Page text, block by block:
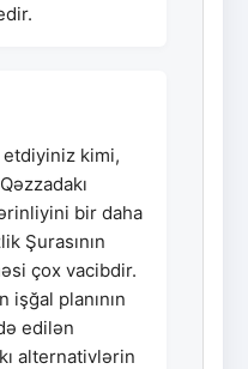
kimi,
bir daha
Şurasının
çox vacibdir.
işğal planının
edilən
alternativlərin